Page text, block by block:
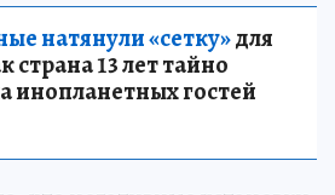
натянули «сетку»для
13 лет тайно
инопланетных гостей